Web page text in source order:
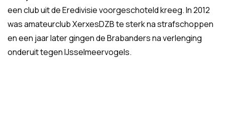
een club uit de Eredivisie voorgeschoteld kreeg. In 2012
was amateurclub XerxesDZB te sterk na strafschoppen
en een jaar later gingen de Brabanders na verlenging
onderuit tegen IJsselmeervogels.